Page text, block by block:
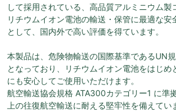
して採用されている、高品質アルミニウム製
リチウムイオン電池の輸送・保管に最適な安
として、国内外で高い評価を得ています。
本製品は、危険物輸送の国際基準であるUN
となっており、リチウムイオン電池をはじめ
にも安心してご使用いただけます。
航空輸送協会規格 ATA300カテゴリー1 に準
上の往復航空輸送に耐える堅牢性を備えてい